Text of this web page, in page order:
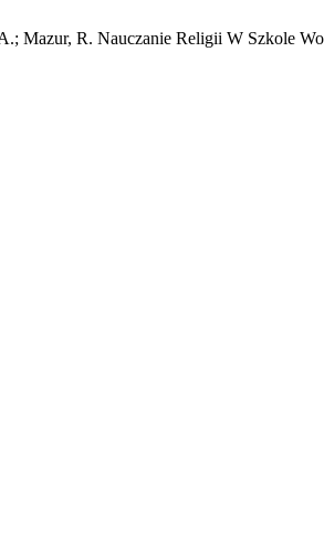
Mazur, R. Nauczanie Religii W Szkole